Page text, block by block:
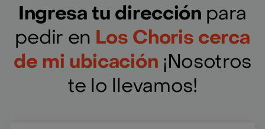
Ingresa tu dirección para
pedir en Los Choris cerca
de mi ubicación ¡Nosotros
te lo llevamos!